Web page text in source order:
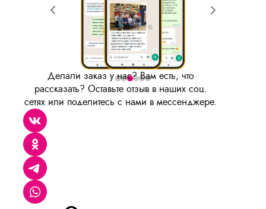
Делали заказ у нас? Вам есть, что
рассказать? Оставьте отзыв в наших соц.
сетях или поделитесь с нами в мессенджере.